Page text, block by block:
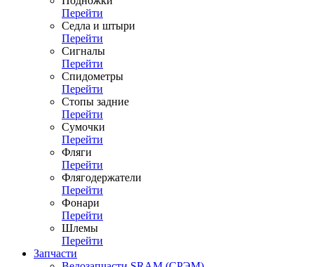
Перейти
Седла и штыри
Перейти
Сигналы
Перейти
Спидометры
Перейти
Стопы задние
Перейти
Сумочки
Перейти
Фляги
Перейти
Флягодержатели
Перейти
Фонари
Перейти
Шлемы
Перейти
Запчасти